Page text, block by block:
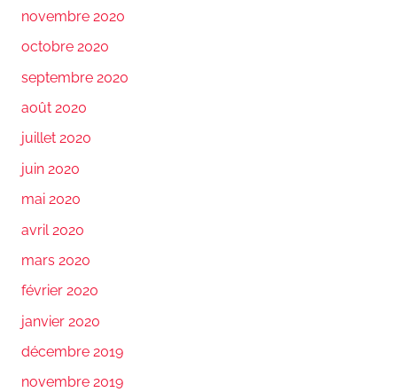
novembre 2020
octobre 2020
septembre 2020
août 2020
juillet 2020
juin 2020
mai 2020
avril 2020
mars 2020
février 2020
janvier 2020
décembre 2019
novembre 2019